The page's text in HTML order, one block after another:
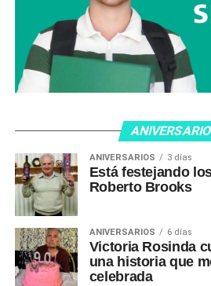
ANIVERSARIOS 3 días
Está festejando
Roberto Brooks
ANIVERSARIOS 6 días
Victoria Rosinda
una historia que
celebrada